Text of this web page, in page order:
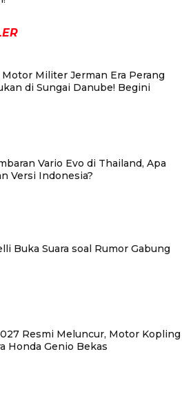
Motor Militer Jerman Era Perang
di Sungai Danube! Begini
Vario Evo di Thailand, Apa
Versi Indonesia?
Buka Suara soal Rumor Gabung
Resmi Meluncur, Motor Kopling
Honda Genio Bekas